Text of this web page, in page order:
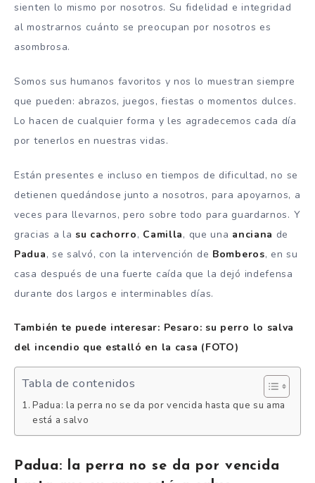
sienten lo mismo por nosotros. Su fidelidad e integridad
al mostrarnos cuánto se preocupan por nosotros es
asombrosa.
Somos sus humanos favoritos y nos lo muestran siempre
que pueden: abrazos, juegos, fiestas o momentos dulces.
Lo hacen de cualquier forma y les agradecemos cada día
por tenerlos en nuestras vidas.
Están presentes e incluso en tiempos de dificultad, no se
detienen quedándose junto a nosotros, para apoyarnos, a
veces para llevarnos, pero sobre todo para guardarnos. Y
gracias a lasu cachorro, Camilla, que una anciana de
Padua, se salvó, con la intervención de Bomberos, en su
casa después de una fuerte caída que la dejó indefensa
durante dos largos e interminables días.
También te puede interesar: Pesaro: su perro lo salva
del incendio que estalló en la casa (FOTO)
Tabla de contenidos
Padua: la perra no se da por vencida hasta que su ama
está a salvo
Padua: la perra no se da por vencida